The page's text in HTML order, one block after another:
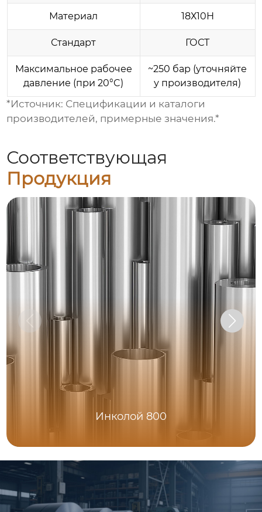
Материал 18Х10Н
Стандарт ГОСТ
Максимальное рабочее
давление (при 20°C)
~250 бар (уточняйте
у производителя)
*Источник: Спецификации и каталоги
производителей, примерные значения.*
Соответствующая
Продукция
Инколой 800